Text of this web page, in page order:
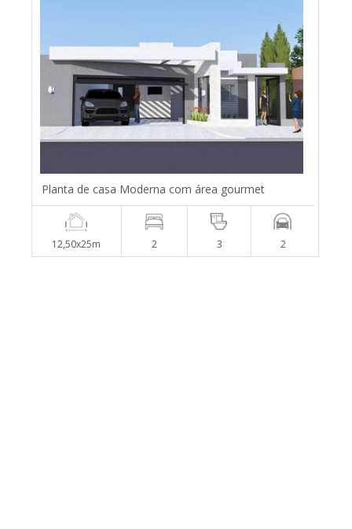
Planta de casa Moderna com área gourmet
12,50x25m 2 3 2